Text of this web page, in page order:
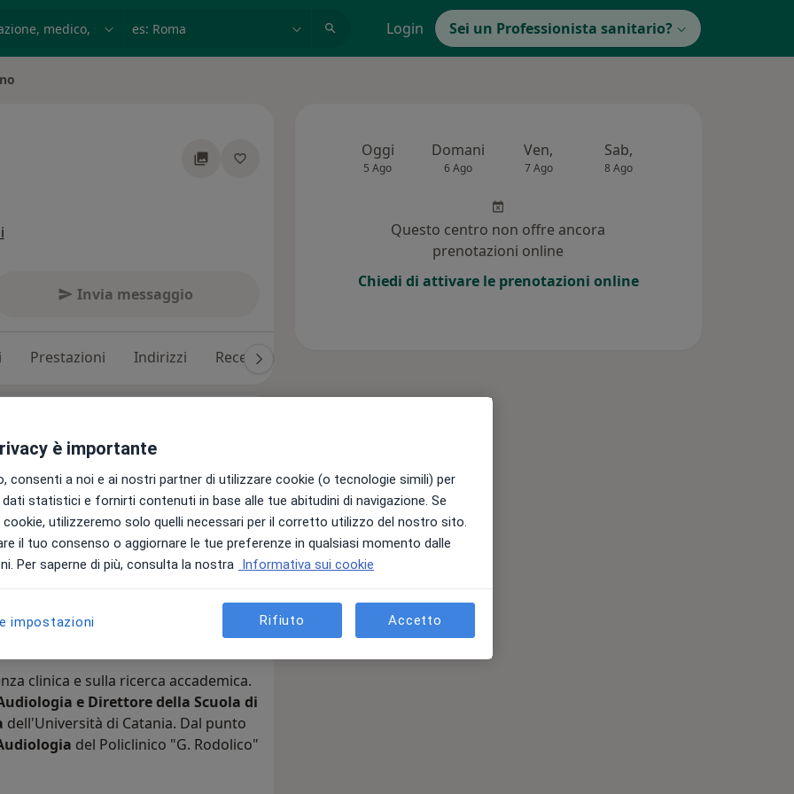
Login Sei un Professionista sanitario?
Invia messaggio
Prestazioni Indirizzi Recensioni (158)
inAudiologia e Foniatria , e sono
Con oltre 30 anni di esperienza,
delle patologie dell'udito e, in
clinica e sulla ricerca accademica.
e Direttore della Scuola di
dell'Università di Catania. Dal punto
del Policlinico "G. Rodolico"
Oggi
5 Ago
Domani
6 Ago
Ven,
7 Ago
Sab,
8 Ago
Questo centro non offre ancora
prenotazioni online
Chiedi di attivare le prenotazioni online
è importante
consenti a noi e ai nostri partner di utilizzare cookie (o tecnologie simili) per
statistici e fornirti contenuti in base alle tue abitudini di navigazione. Se
utilizzeremo solo quelli necessari per il corretto utilizzo del nostro sito.
il tuo consenso o aggiornare le tue preferenze in qualsiasi momento dalle
Per saperne di più, consulta la nostra Informativa sui cookie
impostazioni Rifiuto Accetto